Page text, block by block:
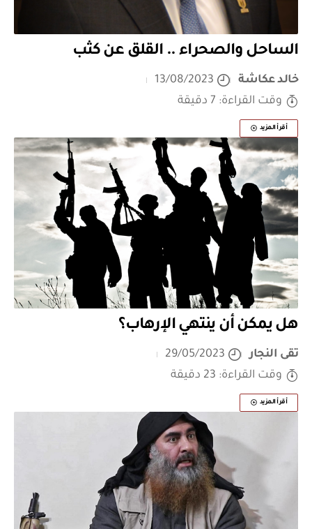
الساحل والصحراء .. القلق عن كثب
خالد عكاشة
13/08/2023
وقت القراءة: 7 دقيقة
أقرأ المزيد
هل يمكن أن ينتهي الإرهاب؟
تقى النجار
29/05/2023
وقت القراءة: 23 دقيقة
أقرأ المزيد